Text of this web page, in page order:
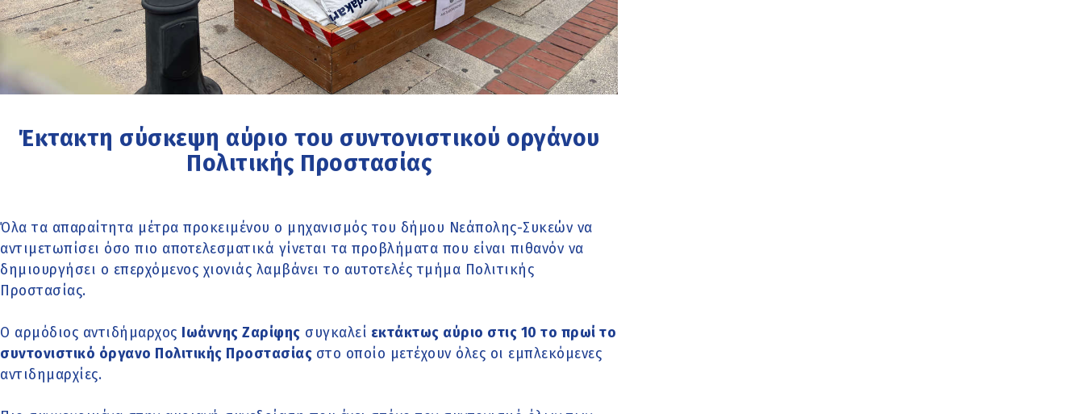
Έκτακτη σύσκεψη αύριο του συντονιστικού οργάνου
Πολιτικής Προστασίας
Όλα τα απαραίτητα μέτρα προκειμένου ο μηχανισμός του δήμου Νεάπολης-Συκεών να
αντιμετωπίσει όσο πιο αποτελεσματικά γίνεται τα προβλήματα που είναι πιθανόν να
δημιουργήσει ο επερχόμενος χιονιάς λαμβάνει το αυτοτελές τμήμα Πολιτικής
Προστασίας.
Ο αρμόδιος αντιδήμαρχος Ιωάννης Ζαρίφης συγκαλεί εκτάκτως αύριο στις 10 το πρωί το
συντονιστικό όργανο Πολιτικής Προστασίας στο οποίο μετέχουν όλες οι εμπλεκόμενες
αντιδημαρχίες.